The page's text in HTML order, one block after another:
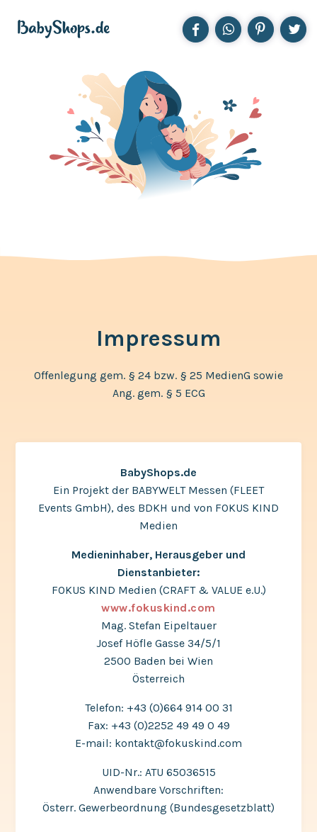
Impressum
Offenlegung gem. § 24 bzw. § 25 MedienG sowie
Ang. gem. § 5 ECG
BabyShops.de
Ein Projekt der BABYWELT Messen (FLEET
Events GmbH), des BDKH und von FOKUS KIND
Medien
Medieninhaber, Herausgeber und
Dienstanbieter:
FOKUS KIND Medien (CRAFT & VALUE e.U.)
www.fokuskind.com
Mag. Stefan Eipeltauer
Josef Höfle Gasse 34/5/1
2500 Baden bei Wien
Österreich
Telefon: +43 (0)664 914 00 31
Fax: +43 (0)2252 49 49 0 49
E-mail: kontakt@fokuskind.com
UID-Nr.: ATU 65036515
Anwendbare Vorschriften:
Österr. Gewerbeordnung (Bundesgesetzblatt)